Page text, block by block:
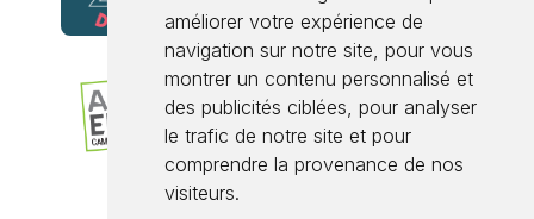
améliorer votre expérience de
navigation sur notre site, pour vous
montrer un contenu personnalisé et
des publicités ciblées, pour analyser
le trafic de notre site et pour
comprendre la provenance de nos
visiteurs.